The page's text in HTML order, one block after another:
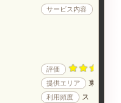
区
サービス内容
評価
提供エリア
東京都台
利用頻度
ス